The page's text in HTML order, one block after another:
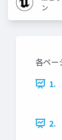
ン
各ペー
1.
2.